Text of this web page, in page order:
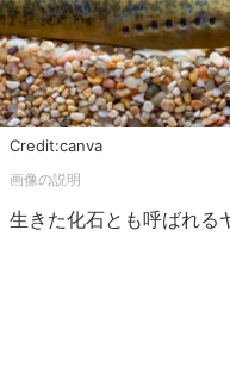
Credit:canva
生きた化石とも呼ばれる